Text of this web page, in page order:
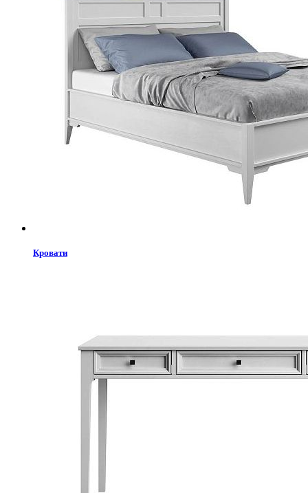
Кровати